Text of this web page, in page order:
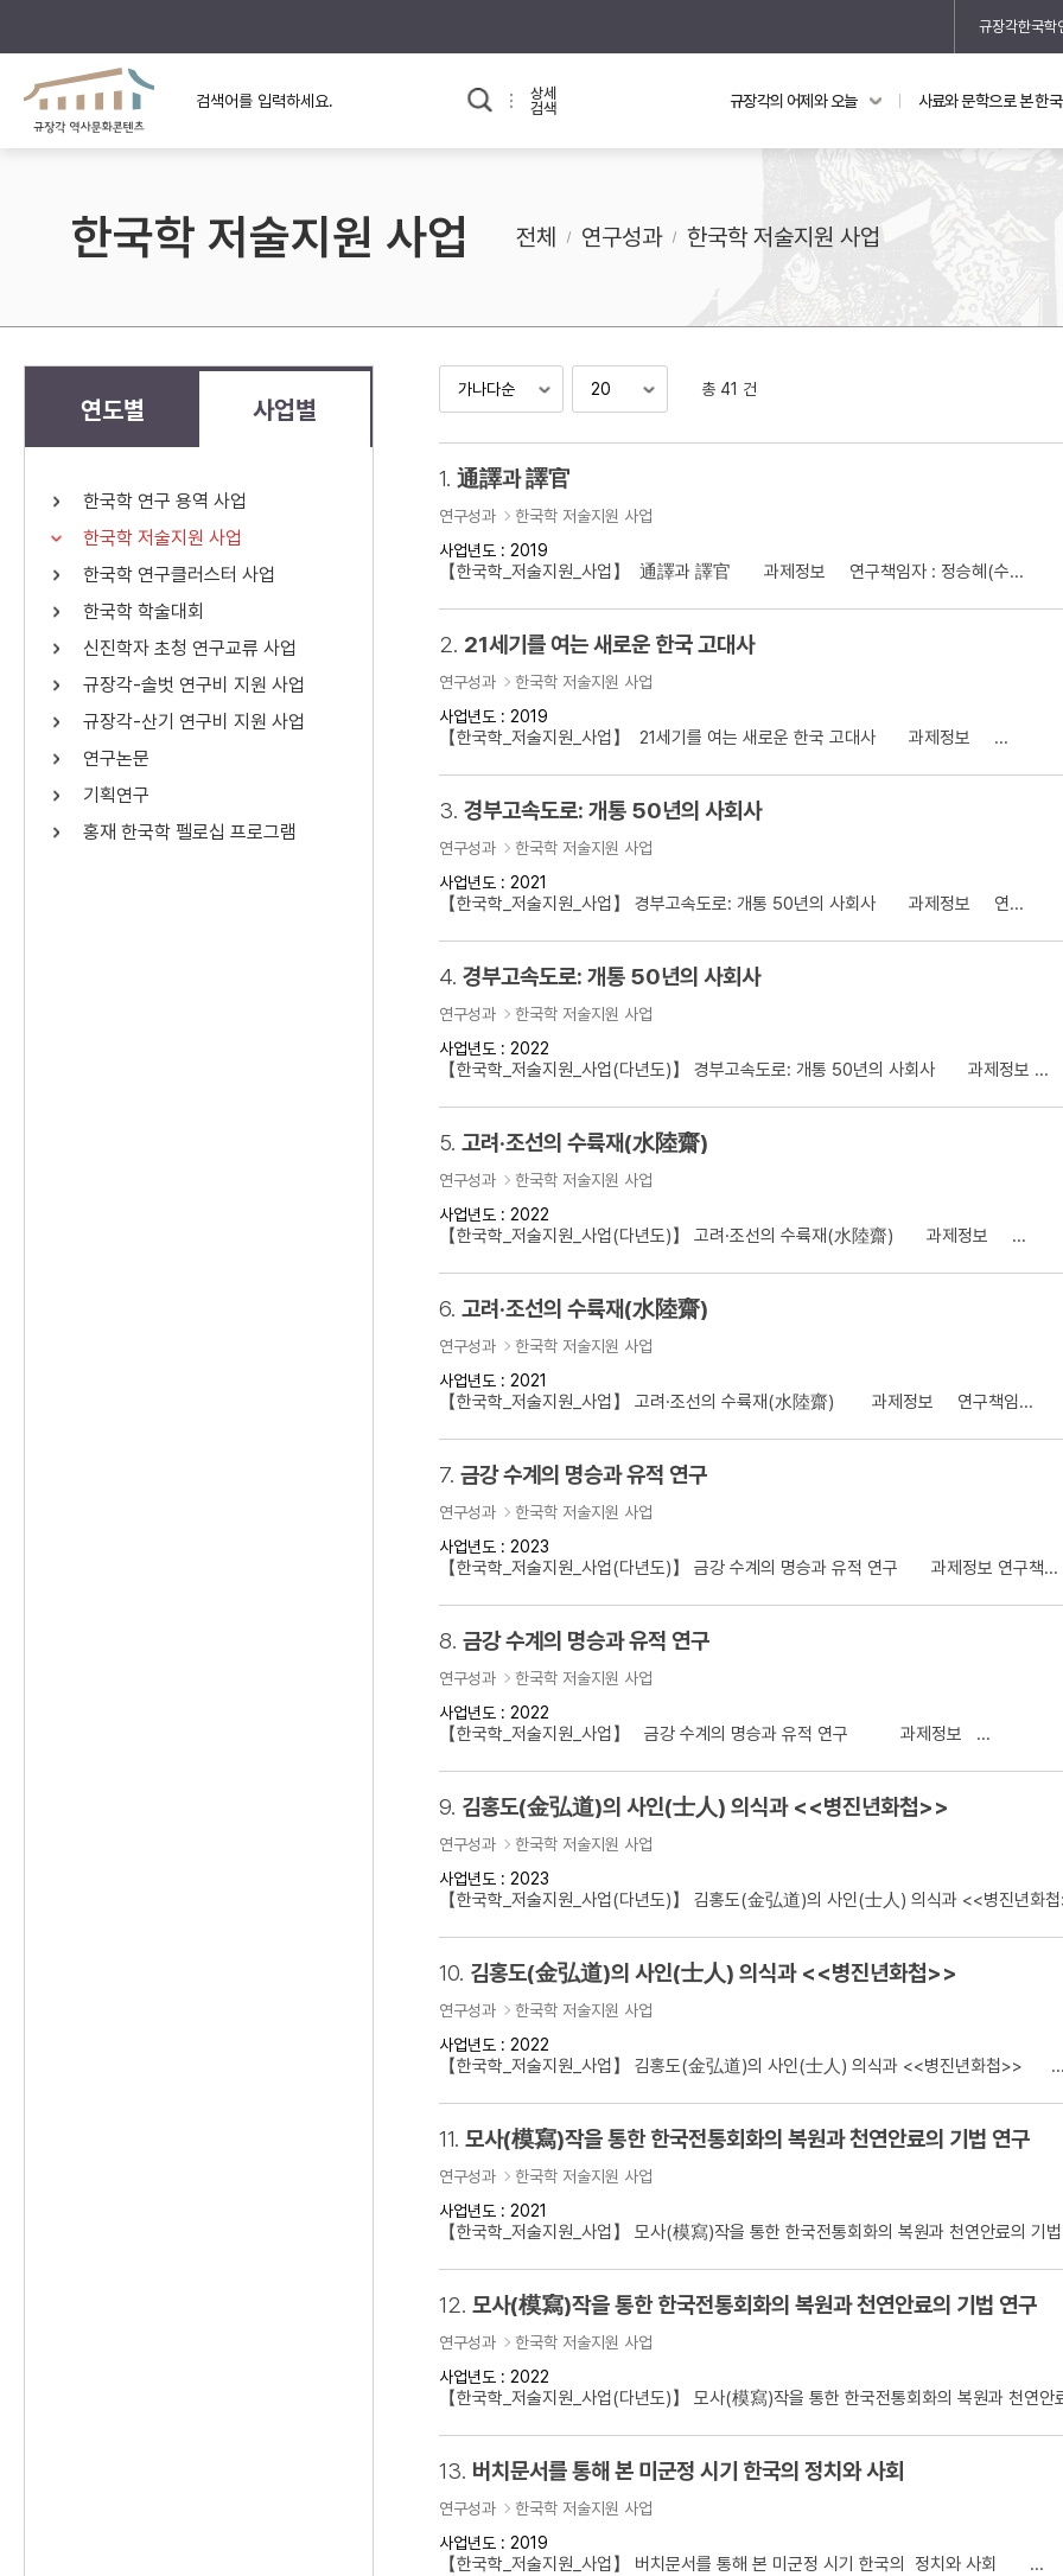
규장각한국학
규장각의 어제와 오늘
규장각 소개영상
사료와 문학으로 본
고대
고려
조선 후기
근대
교과 연동 자료 의궤와 지리지
지리지 이야기
상세
검색
검색 연산자 사용안내
연산자 설명
AND
OR 정조 OR 정약용 “정조” 또는 “정약용”이 포함된 자료를 검색
료를 검색
규장각의 어제와 오늘 사료와 문학으로 본 한
한국학 저술지원 사업 전체 연구성과 한국학 저술지원 사업
연도별 사업별
한국학 연구 용역 사업
한국학 저술지원 사업
한국학 연구클러스터 사업
한국학 학술대회
신진학자 초청 연구교류 사업
규장각-솔벗 연구비 지원 사업
규장각-산기 연구비 지원 사업
연구논문
기획연구
홍재 한국학 펠로십 프로그램
총 41 건
1. 通譯과 譯官
연구성과
한국학 저술지원 사업
사업년도 : 2019
【한국학_저술지원_사업】 通譯과 譯官 과제정보 연구책임자 : 정승혜(수...
2. 21세기를 여는 새로운 한국 고대사
연구성과
한국학 저술지원 사업
사업년도 : 2019
【한국학_저술지원_사업】 21세기를 여는 새로운 한국 고대사 과제정보 ...
3. 경부고속도로: 개통 50년의 사회사
연구성과
한국학 저술지원 사업
사업년도 : 2021
【한국학_저술지원_사업】 경부고속도로: 개통 50년의 사회사 과제정보 연...
4. 경부고속도로: 개통 50년의 사회사
연구성과
한국학 저술지원 사업
사업년도 : 2022
【한국학_저술지원_사업(다년도)】 경부고속도로: 개통 50년의 사회사 과제정보 ...
5. 고려·조선의 수륙재(水陸齋)
연구성과
한국학 저술지원 사업
사업년도 : 2022
【한국학_저술지원_사업(다년도)】 고려·조선의 수륙재(水陸齋) 과제정보 ...
6. 고려·조선의 수륙재(水陸齋)
연구성과
한국학 저술지원 사업
사업년도 : 2021
【한국학_저술지원_사업】 고려·조선의 수륙재(水陸齋) 과제정보 연구책임...
7. 금강 수계의 명승과 유적 연구
연구성과
한국학 저술지원 사업
사업년도 : 2023
【한국학_저술지원_사업(다년도)】 금강 수계의 명승과 유적 연구 과제정보 연구책...
8. 금강 수계의 명승과 유적 연구
연구성과
한국학 저술지원 사업
사업년도 : 2022
【한국학_저술지원_사업】 금강 수계의 명승과 유적 연구 과제정보 ...
9. 김홍도(金弘道)의 사인(士人) 의식과 <<병진년화첩>>
연구성과
한국학 저술지원 사업
사업년도 : 2023
【한국학_저술지원_사업(다년도)】 김홍도(金弘道)의 사인(士人) 의식과 <<병진년화
10. 김홍도(金弘道)의 사인(士人) 의식과 <<병진년화첩>>
연구성과
한국학 저술지원 사업
사업년도 : 2022
【한국학_저술지원_사업】 김홍도(金弘道)의 사인(士人) 의식과 <<병진년화첩>> ...
11. 모사(模寫)작을 통한 한국전통회화의 복원과 천연안료의 기법 연구
연구성과
한국학 저술지원 사업
사업년도 : 2021
【한국학_저술지원_사업】 모사(模寫)작을 통한 한국전통회화의 복원과 천연안료의 기
12. 모사(模寫)작을 통한 한국전통회화의 복원과 천연안료의 기법 연구
연구성과
한국학 저술지원 사업
사업년도 : 2022
【한국학_저술지원_사업(다년도)】 모사(模寫)작을 통한 한국전통회화의 복원과 천연안
13. 버치문서를 통해 본 미군정 시기 한국의 정치와 사회
연구성과
한국학 저술지원 사업
사업년도 : 2019
【한국학_저술지원_사업】 버치문서를 통해 본 미군정 시기 한국의 정치와 사회 ...